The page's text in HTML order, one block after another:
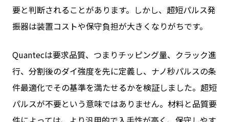
要と判断されることがあります。しかし、超短パルス発
振器は装置コストや保守負担が大きくなりがちです。
Quantecは要求品質、つまりチッピング量、クラック進
行、分割後のダイ強度を先に定義し、ナノ秒パルスの条
件最適化でその基準を満たせるかを検証しました。超短
パルスが不要という意味ではありません。材料と品質要